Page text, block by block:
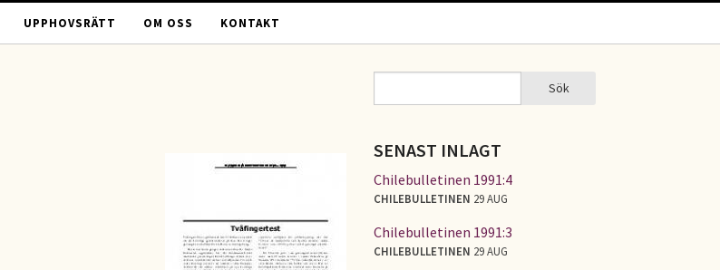
UPPHOVSRÄTT OM OSS KONTAKT
SÖKFORMULÄR Sök
SENAST INLAGT
Chilebulletinen 1991:4
CHILEBULLETINEN 29 AUG
Chilebulletinen 1991:3
CHILEBULLETINEN 29 AUG